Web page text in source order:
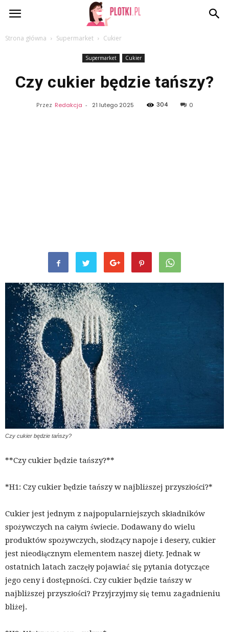
Plotki.pl
Strona główna Supermarket Cukier
Supermarket Cukier
Czy cukier będzie tańszy?
Przez Redakcja - 21 lutego 2025 304 0
Czy cukier będzie tańszy?
**Czy cukier będzie tańszy?**
*H1: Czy cukier będzie tańszy w najbliższej przyszłości?*
Cukier jest jednym z najpopularniejszych składników
spożywczych na całym świecie. Dodawany do wielu
produktów spożywczych, słodzący napoje i desery, cukier
jest nieodłącznym elementem naszej diety. Jednak w
ostatnich latach zaczęły pojawiać się pytania dotyczące
jego ceny i dostępności. Czy cukier będzie tańszy w
najbliższej przyszłości? Przyjrzyjmy się temu zagadnieniu
bliżej.